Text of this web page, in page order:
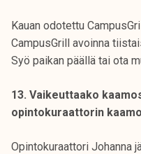
Kauan odotettu
CampusGrill avoinna
Syö paikan päällä tai ota
13. Vaikeuttaako
opintokuraattorin
Opintokuraattori Johanna